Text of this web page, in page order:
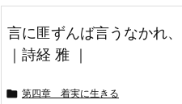
言に匪ずんば言うなかれ
｜詩経 雅 ｜
 第四章 着実に生きる